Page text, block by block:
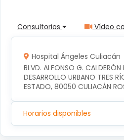
Consultorios Vídeo
Hospital Ángeles Culiacán
BLVD. ALFONSO G. CALDERÓN
DESARROLLO URBANO TRES
ESTADO, 80050 CULIACÁN
Horarios disponibles